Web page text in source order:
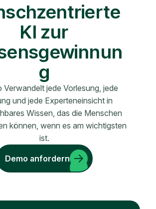
KI zur
g
Verwandelt jede Vorlesung, jede
und jede Experteneinsicht in
Wissen, das die Menschen
können, wenn es am wichtigsten
ist.
Demo anfordern